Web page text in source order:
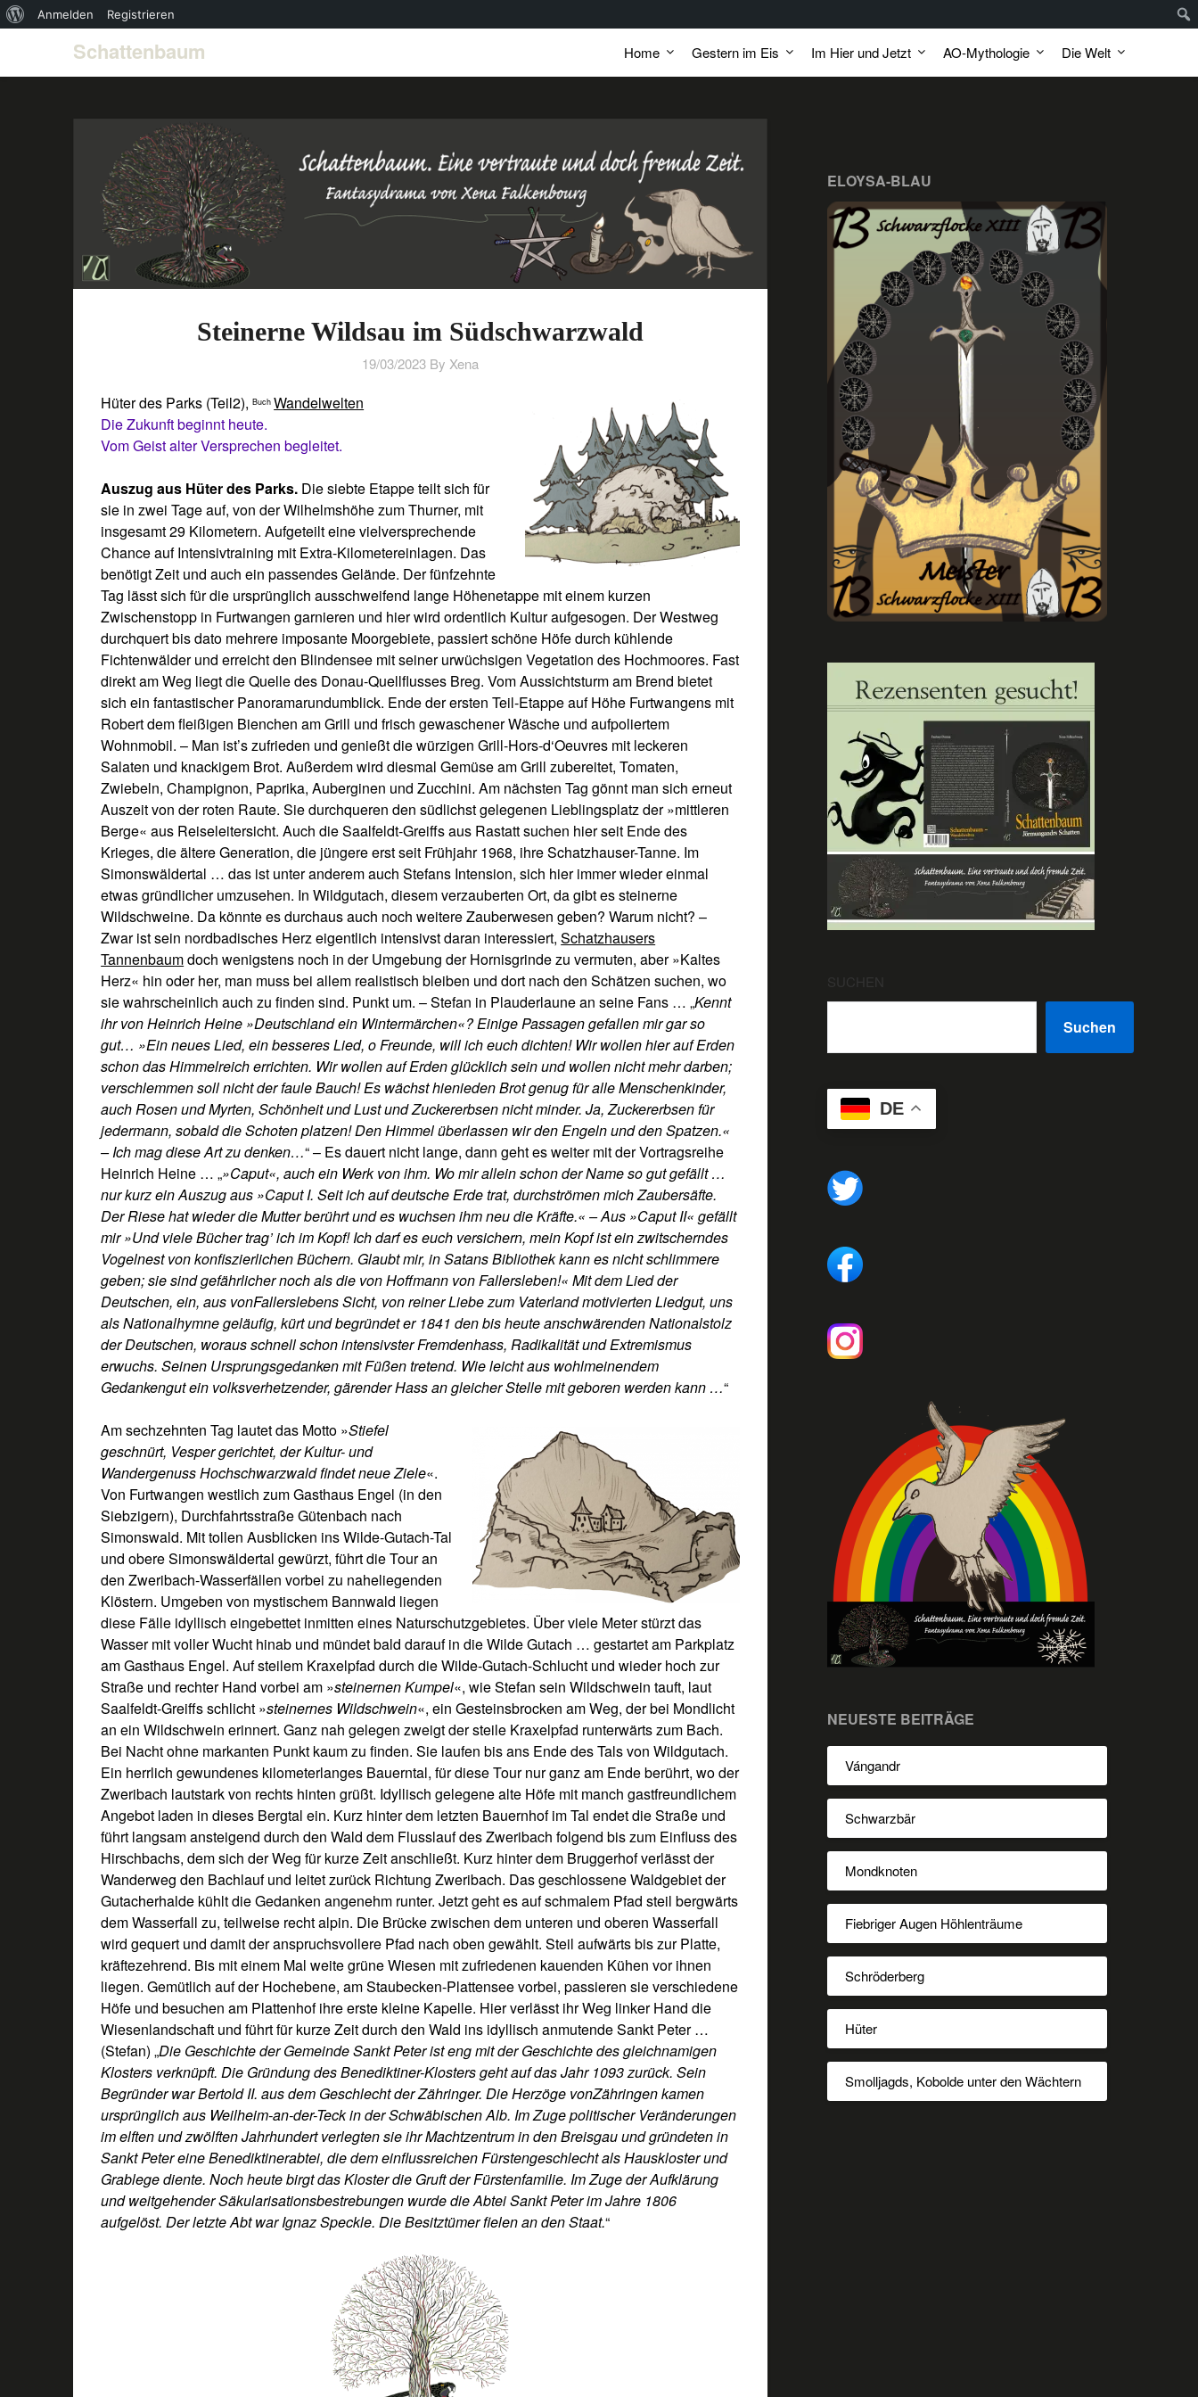
Schattenbaum Home Gestern im Eis Im Hier und Jetzt AO-Mythologie Die Welt
Steinerne Wildsau im Südschwarzwald
19/03/2023 By Xena
Hüter des Parks (Teil2),BuchWandelwelten
Die Zukunft beginnt heute.
Vom Geist alter Versprechen begleitet.
Auszug aus Hüter des Parks. Die siebte Etappe teilt sich für
sie in zwei Tage auf, von der Wilhelmshöhe zum Thurner, mit
insgesamt 29 Kilometern. Aufgeteilt eine vielversprechende
Chance auf Intensivtraining mit Extra-Kilometereinlagen. Das
benötigt Zeit und auch ein passendes Gelände. Der fünfzehnte
Tag lässt sich für die ursprünglich ausschweifend lange Höhenetappe mit einem kurzen
Zwischenstopp in Furtwangen garnieren und hier wird ordentlich Kultur aufgesogen. Der Westweg
durchquert bis dato mehrere imposante Moorgebiete, passiert schöne Höfe durch kühlende
Fichtenwälder und erreicht den Blindensee mit seiner urwüchsigen Vegetation des Hochmoores. Fast
direkt am Weg liegt die Quelle des Donau-Quellflusses Breg. Vom Aussichtsturm am Brend bietet
sich ein fantastischer Panoramarundumblick. Ende der ersten Teil-Etappe auf Höhe Furtwangens mit
Robert dem fleißigen Bienchen am Grill und frisch gewaschener Wäsche und aufpoliertem
Wohnmobil. – Man ist’s zufrieden und genießt die würzigen Grill-Hors-d‘Oeuvres mit leckeren
Salaten und knackigem Brot. Außerdem wird diesmal Gemüse am Grill zubereitet, Tomaten,
Zwiebeln, Champignon, Paprika, Auberginen und Zucchini. Am nächsten Tag gönnt man sich erneut
Auszeit von der roten Raute. Sie durchqueren den südlichst gelegenen Lieblingsplatz der »mittleren
Berge« aus Reiseleitersicht. Auch die Saalfeldt-Greiffs aus Rastatt suchen hier seit Ende des
Krieges, die ältere Generation, die jüngere erst seit Frühjahr 1968, ihre Schatzhauser-Tanne. Im
Simonswäldertal … das ist unter anderem auch Stefans Intension, sich hier immer wieder einmal
etwas gründlicher umzusehen. In Wildgutach, diesem verzauberten Ort, da gibt es steinerne
Wildschweine. Da könnte es durchaus auch noch weitere Zauberwesen geben? Warum nicht? –
Zwar ist sein nordbadisches Herz eigentlich intensivst daran interessiert,Schatzhausers
Tannenbaumdoch wenigstens noch in der Umgebung der Hornisgrinde zu vermuten, aber »Kaltes
Herz« hin oder her, man muss bei allem realistisch bleiben und dort nach den Schätzen suchen, wo
sie wahrscheinlich auch zu finden sind. Punkt um. – Stefan in Plauderlaune an seine Fans … „Kennt
ihr von Heinrich Heine »Deutschland ein Wintermärchen«? Einige Passagen gefallen mir gar so
gut… »Ein neues Lied, ein besseres Lied, o Freunde, will ich euch dichten! Wir wollen hier auf Erden
schon das Himmelreich errichten. Wir wollen auf Erden glücklich sein und wollen nicht mehr darben;
verschlemmen soll nicht der faule Bauch! Es wächst hienieden Brot genug für alle Menschenkinder,
auch Rosen und Myrten, Schönheit und Lust und Zuckererbsen nicht minder. Ja, Zuckererbsen für
jedermann, sobald die Schoten platzen! Den Himmel überlassen wir den Engeln und den Spatzen.«
– Ich mag diese Art zu denken…“ – Es dauert nicht lange, dann geht es weiter mit der Vortragsreihe
Heinrich Heine … „»Caput«, auch ein Werk von ihm. Wo mir allein schon der Name so gut gefällt …
nur kurz ein Auszug aus »Caput I. Seit ich auf deutsche Erde trat, durchströmen mich Zaubersäfte.
Der Riese hat wieder die Mutter berührt und es wuchsen ihm neu die Kräfte.« – Aus »Caput II« gefällt
mir »Und viele Bücher trag’ ich im Kopf! Ich darf es euch versichern, mein Kopf ist ein zwitscherndes
Vogelnest von konfiszierlichen Büchern. Glaubt mir, in Satans Bibliothek kann es nicht schlimmere
geben; sie sind gefährlicher noch als die von Hoffmann von Fallersleben!« Mit dem Lied der
Deutschen, ein, aus vonFallerslebens Sicht, von reiner Liebe zum Vaterland motivierten Liedgut, uns
als Nationalhymne geläufig, kürt und begründet er 1841 den bis heute anschwärenden Nationalstolz
der Deutschen, woraus schnell schon intensivster Fremdenhass, Radikalität und Extremismus
erwuchs. Seinen Ursprungsgedanken mit Füßen tretend. Wie leicht aus wohlmeinendem
Gedankengut ein volksverhetzender, gärender Hass an gleicher Stelle mit geboren werden kann …“
Am sechzehnten Tag lautet das Motto »Stiefel
geschnürt, Vesper gerichtet, der Kultur- und
Wandergenuss Hochschwarzwald findet neue Ziele«.
Von Furtwangen westlich zum Gasthaus Engel (in den
Siebzigern), Durchfahrtsstraße Gütenbach nach
Simonswald. Mit tollen Ausblicken ins Wilde-Gutach-Tal
und obere Simonswäldertal gewürzt, führt die Tour an
den Zweribach-Wasserfällen vorbei zu naheliegenden
Klöstern. Umgeben von mystischem Bannwald liegen
diese Fälle idyllisch eingebettet inmitten eines Naturschutzgebietes. Über viele Meter stürzt das
Wasser mit voller Wucht hinab und mündet bald darauf in die Wilde Gutach … gestartet am Parkplatz
am Gasthaus Engel. Auf steilem Kraxelpfad durch die Wilde-Gutach-Schlucht und wieder hoch zur
Straße und rechter Hand vorbei am »steinernen Kumpel«, wie Stefan sein Wildschwein tauft, laut
Saalfeldt-Greiffs schlicht »steinernes Wildschwein«, ein Gesteinsbrocken am Weg, der bei Mondlicht
an ein Wildschwein erinnert. Ganz nah gelegen zweigt der steile Kraxelpfad runterwärts zum Bach.
Bei Nacht ohne markanten Punkt kaum zu finden. Sie laufen bis ans Ende des Tals von Wildgutach.
Ein herrlich gewundenes kilometerlanges Bauerntal, für diese Tour nur ganz am Ende berührt, wo der
Zweribach lautstark von rechts hinten grüßt. Idyllisch gelegene alte Höfe mit manch gastfreundlichem
Angebot laden in dieses Bergtal ein. Kurz hinter dem letzten Bauernhof im Tal endet die Straße und
führt langsam ansteigend durch den Wald dem Flusslauf des Zweribach folgend bis zum Einfluss des
Hirschbachs, dem sich der Weg für kurze Zeit anschließt. Kurz hinter dem Bruggerhof verlässt der
Wanderweg den Bachlauf und leitet zurück Richtung Zweribach. Das geschlossene Waldgebiet der
Gutacherhalde kühlt die Gedanken angenehm runter. Jetzt geht es auf schmalem Pfad steil bergwärts
dem Wasserfall zu, teilweise recht alpin. Die Brücke zwischen dem unteren und oberen Wasserfall
wird gequert und damit der anspruchsvollere Pfad nach oben gewählt. Steil aufwärts bis zur Platte,
kräftezehrend. Bis mit einem Mal weite grüne Wiesen mit zufriedenen kauenden Kühen vor ihnen
liegen. Gemütlich auf der Hochebene, am Staubecken-Plattensee vorbei, passieren sie verschiedene
Höfe und besuchen am Plattenhof ihre erste kleine Kapelle. Hier verlässt ihr Weg linker Hand die
Wiesenlandschaft und führt für kurze Zeit durch den Wald ins idyllisch anmutende Sankt Peter …
(Stefan) „Die Geschichte der Gemeinde Sankt Peter ist eng mit der Geschichte des gleichnamigen
Klosters verknüpft. Die Gründung des Benediktiner-Klosters geht auf das Jahr 1093 zurück. Sein
Begründer war Bertold II. aus dem Geschlecht der Zähringer. Die Herzöge vonZähringen kamen
ursprünglich aus Weilheim-an-der-Teck in der Schwäbischen Alb. Im Zuge politischer Veränderungen
im elften und zwölften Jahrhundert verlegten sie ihr Machtzentrum in den Breisgau und gründeten in
Sankt Peter eine Benediktinerabtei, die dem einflussreichen Fürstengeschlecht als Hauskloster und
Grablege diente. Noch heute birgt das Kloster die Gruft der Fürstenfamilie. Im Zuge der Aufklärung
und weitgehender Säkularisationsbestrebungen wurde die Abtei Sankt Peter im Jahre 1806
aufgelöst. Der letzte Abt war Ignaz Speckle. Die Besitztümer fielen an den Staat.“
ELOYSA-BLAU
SUCHEN
Suchen
DE
NEUESTE BEITRÄGE
Vángandr
Schwarzbär
Mondknoten
Fiebriger Augen Höhlenträume
Schröderberg
Hüter
Smolljagds, Kobolde unter den Wächtern
Über
WordPress
Anmelden Registrieren